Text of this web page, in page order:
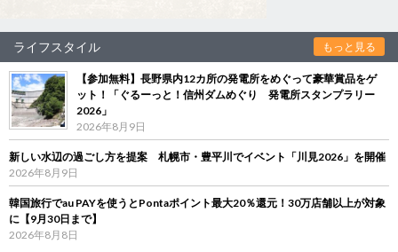
ライフスタイル もっと見る
【参加無料】長野県内12カ所の発電所をめぐって豪華賞品をゲ
ット！「ぐるーっと！信州ダムめぐり 発電所スタンプラリー
2026」
2026年8月9日
新しい水辺の過ごし方を提案 札幌市・豊平川でイベント「川見2026」を開催
2026年8月9日
韓国旅行でau PAYを使うとPontaポイント最大20％還元！30万店舗以上が対象
に【9月30日まで】
2026年8月8日